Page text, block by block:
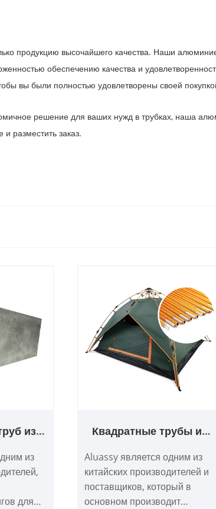
продукцию высочайшего качества. Наши
обеспечению качества и
вы были полностью удовлетворены своей
решение для ваших нужд в трубках, наша
разместить заказ.
из
из
для
Квадратные трубы из
анодированного
алюминиевого сплава
Aluassy является одним из
китайских производителей и
поставщиков, который в
основном производит